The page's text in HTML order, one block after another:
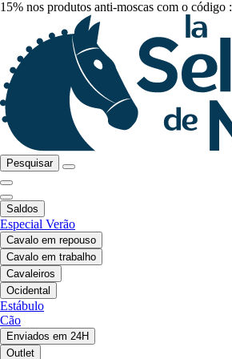
15% nos produtos anti-moscas com o código :
Pesquisar
Saldos
Especial Verão
Cavalo em repouso
Cavalo em trabalho
Cavaleiros
Ocidental
Estábulo
Cão
Enviados em 24H
Outlet